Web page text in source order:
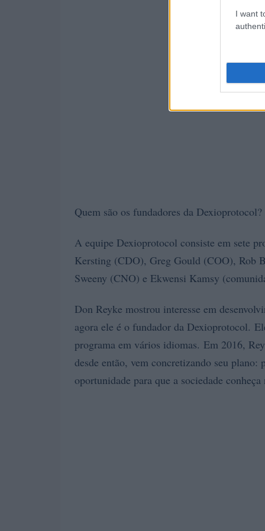
I want
Quem são os fundadores da Dexioprotocol?
A equipe Dexioprotocol consiste em sete
Kersting (CDO), Greg Gould (COO), Rob
Sweeny (CNO) e Ekwensi Kamsy
Don Reyke mostrou interesse em
agora ele é o fundador da Dexioprotocol.
programa em vários idiomas. Em 2016,
desde então, vem concretizando seu plano:
oportunidade para que a sociedade